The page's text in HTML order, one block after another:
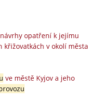
opatření k jejímu
křižovatkách v okolí města
ve městě Kyjov a jeho